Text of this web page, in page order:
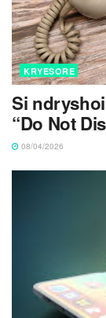
KRYESORE
Si
“Do Not
08/04/2026